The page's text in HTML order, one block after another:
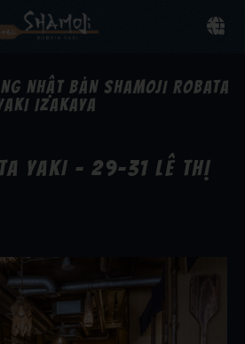
NHẬT BẢN SHAMOJI ROBATA
IZAKAYA
YAKI - 29-31 LÊ THỊ